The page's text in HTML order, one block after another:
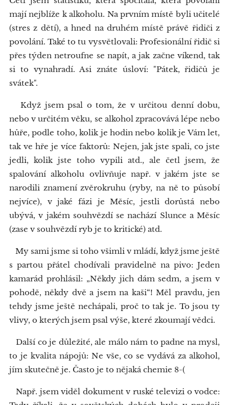
mají nejblíže k alkoholu. Na prvním místě byli učitelé
(stres z dětí), a hned na druhém místě právě řidiči z
povolání. Také to tu vysvětlovali: Profesionální řidič si
přes týden netroufne se napít, a jak začne víkend, tak
si to vynahradí. Asi znáte úsloví: "Pátek, řidičů je
svátek".
Když jsem psal o tom, že v určitou denní dobu,
nebo v určitém věku, se alkohol zpracovává lépe nebo
hůře, podle toho, kolik je hodin nebo kolik je Vám let,
tak ve hře je více faktorů: Nejen, jak jste spali, co jste
jedli, kolik jste toho vypili atd., ale četl jsem, že
spalování alkoholu ovlivňuje např. v jakém jste se
narodili znamení zvěrokruhu (ryby, na ně to působí
nejvíce), v jaké fázi je Měsíc, jestli dorůstá nebo
ubývá, v jakém souhvězdí se nachází Slunce a Měsíc
(zase v souhvězdí ryb je to kritické) atd.
My sami jsme si toho všimli v mládí, když jsme ještě
s partou přátel chodívali pravidelně na pivo: Jeden
kamarád prohlásil: „Někdy jich dám sedm, a jsem v
pohodě, někdy dvě a jsem na kaši“! Měl pravdu, jen
tehdy jsme ještě nechápali, proč to tak je. To jsou ty
vlivy, o kterých jsem psal výše, které zkoumají vědci.
Další co je důležité, ale málo nám to padne na mysl,
to je kvalita nápojů: Ne vše, co se vydává za alkohol,
jím skutečně je. Často je to nějaká chemie 8-(
Např. jsem viděl dokument v ruské televizi o vodce: